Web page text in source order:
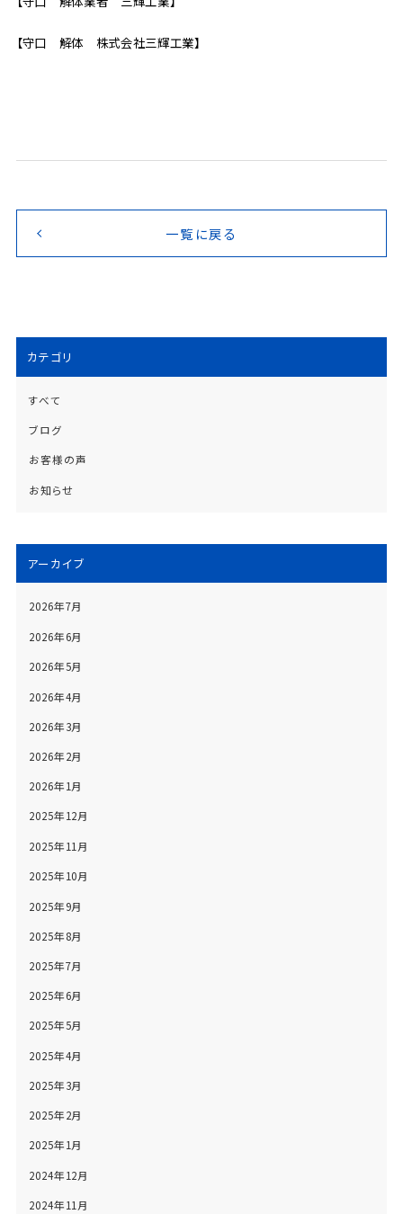
【守口 解体 株式会社三輝工業】
一覧に戻る
カテゴリ
すべて
ブログ
お客様の声
お知らせ
アーカイブ
2026年7月
2026年6月
2026年5月
2026年4月
2026年3月
2026年2月
2026年1月
2025年12月
2025年11月
2025年10月
2025年9月
2025年8月
2025年7月
2025年6月
2025年5月
2025年4月
2025年3月
2025年2月
2025年1月
2024年12月
2024年11月